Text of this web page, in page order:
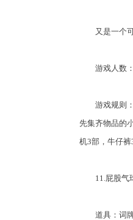
又是一个可
游戏人数：
游戏规则：
先集齐物品的
机3部，牛仔
11.屁股气
道具：词牌